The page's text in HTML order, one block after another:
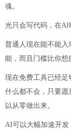
魂。
光只会写代码，在AI
普通人现在能不能入
能，而且门槛比你想
现在免费工具已经
什么都不会，只要
以从零做出来。
AI可以大幅加速开发